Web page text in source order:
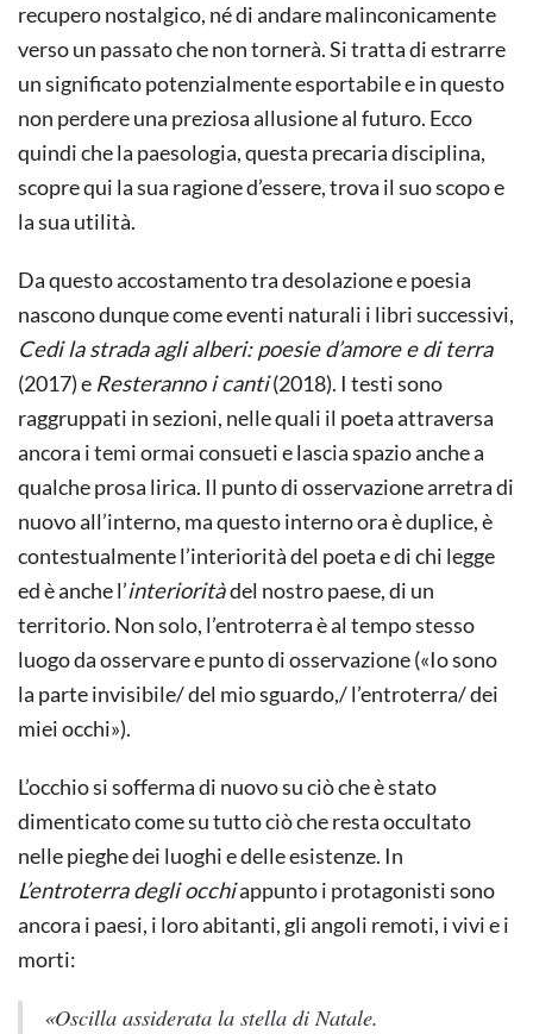
recupero nostalgico, né di andare malinconicamente
verso un passato che non tornerà. Si tratta di estrarre
un significato potenzialmente esportabile e in questo
non perdere una preziosa allusione al futuro. Ecco
quindi che la paesologia, questa precaria disciplina,
scopre qui la sua ragione d’essere, trova il suo scopo e
la sua utilità.
Da questo accostamento tra desolazione e poesia
nascono dunque come eventi naturali i libri successivi,
Cedi la strada agli alberi: poesie d’amore e di terra
(2017) e Resteranno i canti(2018). I testi sono
raggruppati in sezioni, nelle quali il poeta attraversa
ancora i temi ormai consueti e lascia spazio anche a
qualche prosa lirica. Il punto di osservazione arretra di
nuovo all’interno, ma questo interno ora è duplice, è
contestualmente l’interiorità del poeta e di chi legge
ed è anche l’interioritàdel nostro paese, di un
territorio. Non solo, l’entroterra è al tempo stesso
luogo da osservare e punto di osservazione («Io sono
la parte invisibile/ del mio sguardo,/ l’entroterra/ dei
miei occhi»).
L’occhio si sofferma di nuovo su ciò che è stato
dimenticato come su tutto ciò che resta occultato
nelle pieghe dei luoghi e delle esistenze. In
L’entroterra degli occhiappunto i protagonisti sono
ancora i paesi, i loro abitanti, gli angoli remoti, i vivi e i
morti:
«Oscilla assiderata la stella di Natale.